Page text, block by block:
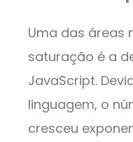
Uma das áreas
saturação é a
JavaScript.
linguagem, o
cresceu